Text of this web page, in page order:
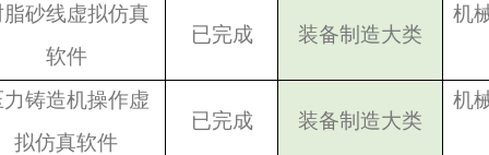
砂线虚拟仿真
软件
已完成 装备制造大类
机
铸造机操作虚
拟仿真软件
已完成 装备制造大类
机